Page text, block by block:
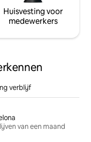
Huisvesting voor
medewerkers
verblijf
van een maand